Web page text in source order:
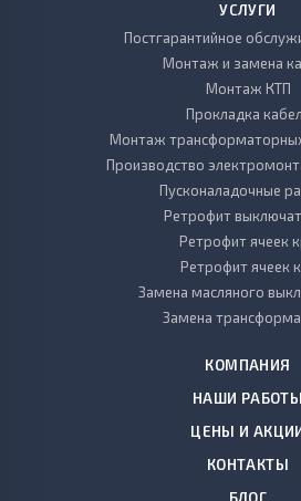
УСЛУГИ
Постгарантийное
Монтаж и замена
Монтаж КТП
Прокладка
Монтаж
Производство
Пусконаладочные
Ретрофит
Ретрофит ячеек
Ретрофит ячеек
Замена масляного
Замена
КОМПАНИЯ
НАШИ РАБОТЫ
ЦЕНЫ И
КОНТАКТЫ